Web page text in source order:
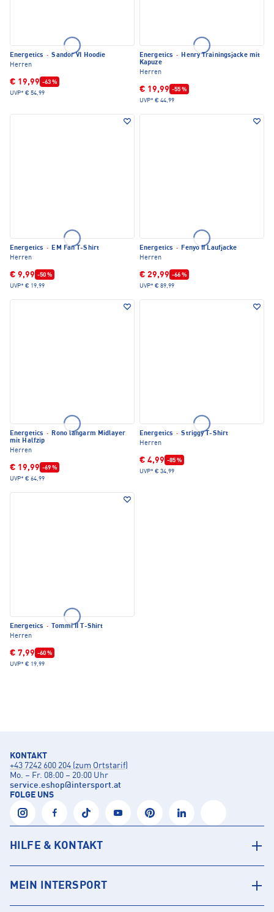
Energetics · Sandor VI Hoodie
Herren
€ 19,99 -63 %
UVP* € 54,99
Energetics · Henry Trainingsjacke mit
Kapuze
Herren
€ 19,99 -55 %
UVP* € 44,99
Energetics · EM Fan T-Shirt
Herren
€ 9,99 -50 %
UVP* € 19,99
Energetics · Fenyo II Laufjacke
Herren
€ 29,99 -66 %
UVP* € 89,99
Energetics · Rono langarm Midlayer
mit Halfzip
Herren
€ 19,99 -69 %
UVP* € 64,99
Energetics · Striggy T-Shirt
Herren
€ 4,99 -85 %
UVP* € 34,99
Energetics ·
Tommi II T-Shirt
Herren
€ 7,99 -60 %
UVP* € 19,99
KONTAKT
+43 7242 600 204 (zum Ortstarif)
Mo. – Fr. 08:00 – 20:00 Uhr
service.eshop@intersport.at
FOLGE UNS
HILFE & KONTAKT
MEIN INTERSPORT